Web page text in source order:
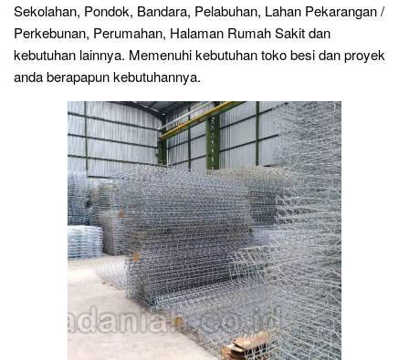
Sekolahan, Pondok, Bandara, Pelabuhan, Lahan Pekarangan /
Perkebunan, Perumahan, Halaman Rumah Sakit dan
kebutuhan lainnya. Memenuhi kebutuhan toko besi dan proyek
anda berapapun kebutuhannya.